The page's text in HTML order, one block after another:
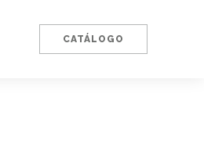
CATÁLOGO